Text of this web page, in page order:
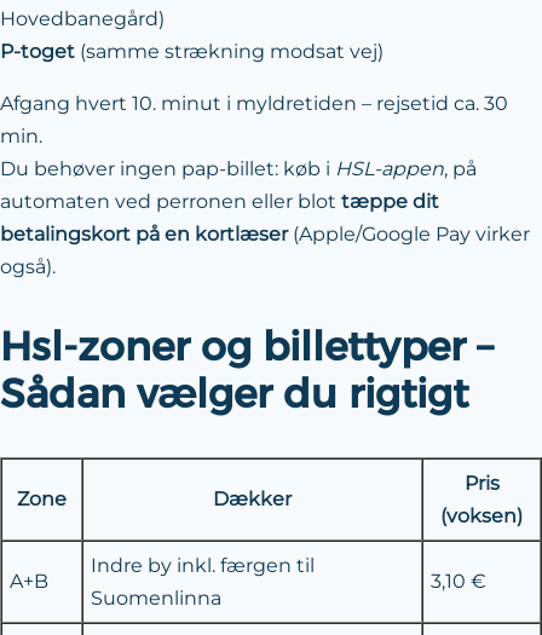
Hovedbanegård)
P-toget (samme strækning modsat vej)
Afgang hvert 10. minut i myldretiden – rejsetid ca. 30
min.
Du behøver ingen pap-billet: køb i HSL-appen, på
automaten ved perronen eller blot tæppe dit
betalingskort på en kortlæser(Apple/Google Pay virker
også).
Hsl-zoner og billettyper –
Sådan vælger du rigtigt
Zone Dækker
Pris
(voksen)
A+B
Indre by inkl. færgen til
Suomenlinna
3,10 €